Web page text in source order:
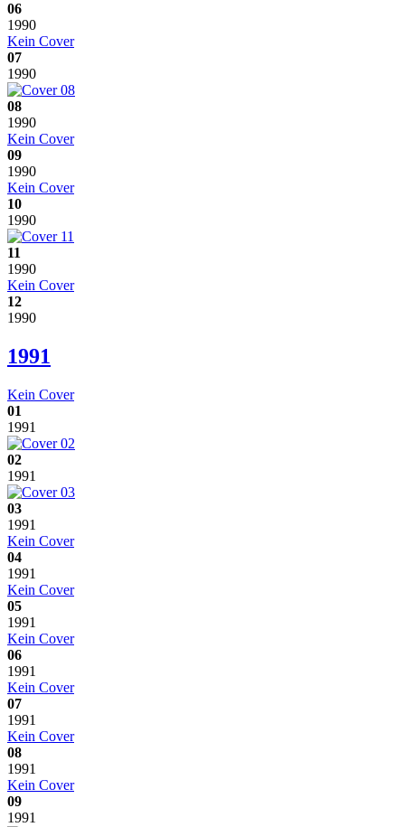
06
1990
Kein Cover
07
1990
08
1990
Kein Cover
09
1990
Kein Cover
10
1990
11
1990
Kein Cover
12
1990
1991
Kein Cover
01
1991
02
1991
03
1991
Kein Cover
04
1991
Kein Cover
05
1991
Kein Cover
06
1991
Kein Cover
07
1991
Kein Cover
08
1991
Kein Cover
09
1991